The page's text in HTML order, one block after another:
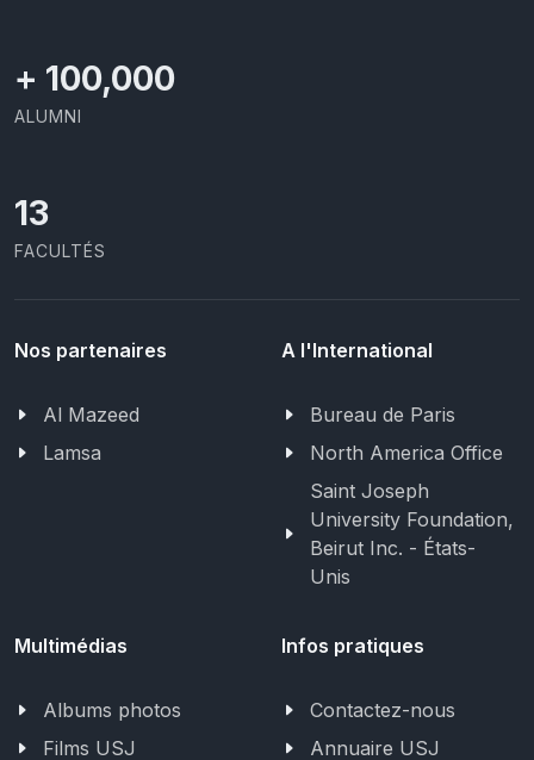
+ 100,000
ALUMNI
13
FACULTÉS
Nos partenaires
Al Mazeed
Lamsa
A l'International
Bureau de Paris
North America Office
Saint Joseph
University Foundation,
Beirut Inc. - États-
Unis
Multimédias
Albums photos
Films USJ
Infos pratiques
Contactez-nous
Annuaire USJ